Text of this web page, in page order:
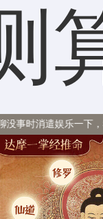
下，我们不提供任何